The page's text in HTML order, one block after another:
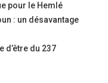
pour le Hemlé
: un désavantage
d’être du 237